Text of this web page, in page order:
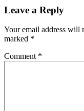
Interactions
Leave a Reply
Your email address will
marked *
Comment *